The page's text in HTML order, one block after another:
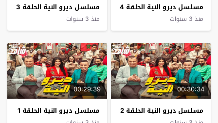
مسلسل ديرو النية الحلقة 4
منذ 3 سنوات
مسلسل ديرو النية الحلقة 3
منذ 3 سنوات
00:30:34
مسلسل ديرو النية الحلقة 2
00:29:39
مسلسل ديرو النية الحلقة 1